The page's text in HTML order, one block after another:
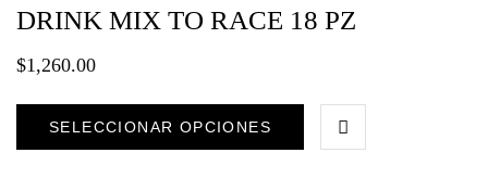
DRINK MIX TO RACE 18 PZ
$1,260.00
SELECCIONAR OPCIONES